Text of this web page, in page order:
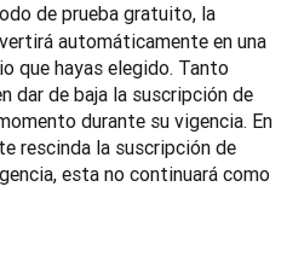
de prueba gratuito, la
automáticamente en una
que hayas elegido. Tanto
dar de baja la suscripción de
durante su vigencia. En
rescinda la suscripción de
esta no continuará como